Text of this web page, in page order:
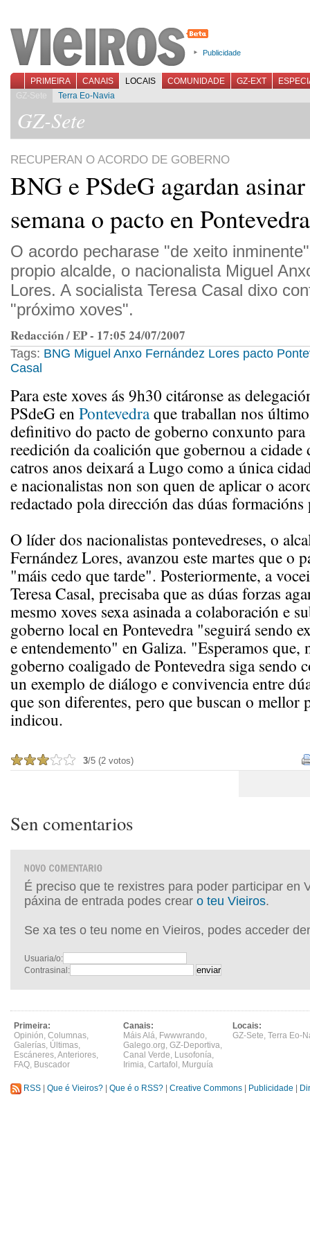
Publicidade
PRIMEIRA CANAIS LOCAIS COMUNIDADE GZ-EXT
GZ-Sete
Terra Eo-Navia
GZ-Sete
RECUPERAN O ACORDO DE GOBERNO
BNG e PSdeG agardan asinar
semana o pacto en Pontevedra
O acordo pecharase "de xeito
propio alcalde, o nacionalista Miguel
Lores. A socialista Teresa Casal dixo
"próximo xoves".
Redacción / EP - 17:05 24/07/2007
Tags: BNG Miguel Anxo Fernández Lores pacto
Casal
Para este xoves ás 9h30 citáronse as
PSdeG enPontevedraque traballan nos
definitivo do pacto de goberno conxunto
reedición da coalición que gobernou a cidade
catros anos deixará a Lugo como a única
e nacionalistas non son quen de aplicar o
redactado pola dirección das dúas
O líder dos nacionalistas pontevedreses, o
Fernández Lores, avanzou este martes que o
"máis cedo que tarde". Posteriormente, a
Teresa Casal, precisaba que as dúas forzas
mesmo xoves sexa asinada a colaboración e
goberno local en Pontevedra "seguirá sendo
e entendemento" en Galiza. "Esperamos que,
goberno coaligado de Pontevedra siga sendo
un exemplo de diálogo e convivencia entre
que son diferentes, pero que buscan o mellor
indicou.
3/5 (2 votos)
Sen comentarios
É preciso que te rexistres para poder participar en
páxina de entrada podes crear o teu Vieiros.
Se xa tes o teu nome en Vieiros, podes acceder
Usuaria/o:
Contrasinal:
Primeira:
Opinión, Columnas,
Galerías, Últimas,
Escáneres,Anteriores,
FAQ, Buscador
Canais:
Máis Alá, Fwwwrando,
Galego.org, GZ-Deportiva,
Canal Verde, Lusofonía,
Irimia, Cartafol , Murguía
Locais:
GZ-Sete, Terra Eo-
RSS Que é Vieiros? Que é o RSS? Creative Commons Publicidade